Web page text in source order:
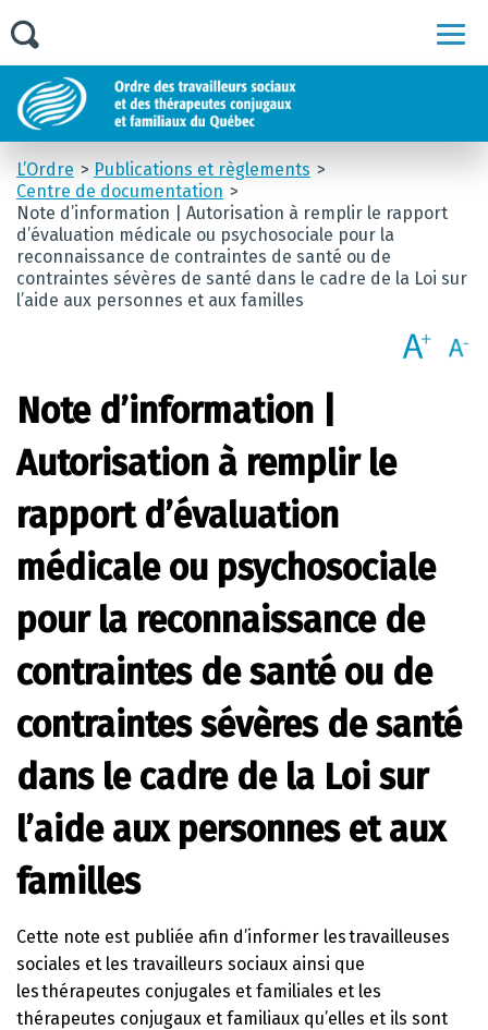
L’Ordre
Publications et règlements
Centre de documentation
Note d’information | Autorisation à remplir le rapport
d’évaluation médicale ou psychosociale pour la
reconnaissance de contraintes de santé ou de
contraintes sévères de santé dans le cadre de la Loi sur
l’aide aux personnes et aux familles
Note d’information |
Autorisation à remplir le
rapport d’évaluation
médicale ou psychosociale
pour la reconnaissance de
contraintes de santé ou de
contraintes sévères de santé
dans le cadre de la Loi sur
l’aide aux personnes et aux
familles
Cette note est publiée afin d’informer les travailleuses
sociales et les travailleurs sociaux ainsi que
les thérapeutes conjugales et familiales et les
thérapeutes conjugaux et familiaux qu’elles et ils sont